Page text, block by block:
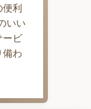
便利
いい
ービ
備わ